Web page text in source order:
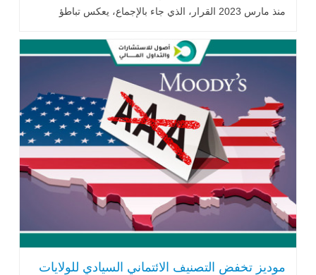
منذ مارس 2023 القرار، الذي جاء بالإجماع، يعكس تباطؤ
موديز تخفض التصنيف الائتماني السيادي للولايات